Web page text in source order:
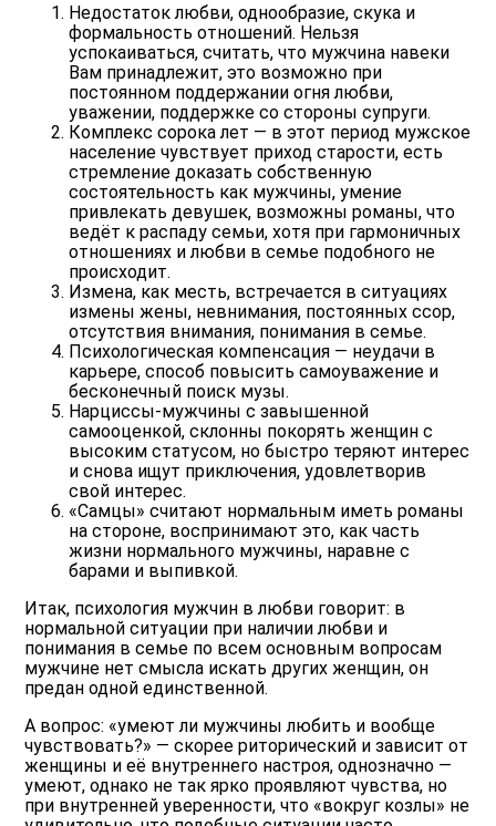
Недостаток любви, однообразие, скука и
формальность отношений. Нельзя
успокаиваться, считать, что мужчина навеки
Вам принадлежит, это возможно при
постоянном поддержании огня любви,
уважении, поддержке со стороны супруги.
Комплекс сорока лет — в этот период мужское
население чувствует приход старости, есть
стремление доказать собственную
состоятельность как мужчины, умение
привлекать девушек, возможны романы, что
ведёт к распаду семьи, хотя при гармоничных
отношениях и любви в семье подобного не
происходит.
Измена, как месть, встречается в ситуациях
измены жены, невнимания, постоянных ссор,
отсутствия внимания, понимания в семье.
Психологическая компенсация — неудачи в
карьере, способ повысить самоуважение и
бесконечный поиск музы.
Нарциссы-мужчины с завышенной
самооценкой, склонны покорять женщин с
высоким статусом, но быстро теряют интерес
и снова ищут приключения, удовлетворив
свой интерес.
«Самцы» считают нормальным иметь романы
на стороне, воспринимают это, как часть
жизни нормального мужчины, наравне с
барами и выпивкой.
Итак, психология мужчин в любви говорит: в
нормальной ситуации при наличии любви и
понимания в семье по всем основным вопросам
мужчине нет смысла искать других женщин, он
предан одной единственной.
А вопрос: «умеют ли мужчины любить и вообще
чувствовать?» — скорее риторический и зависит от
женщины и её внутреннего настроя, однозначно —
умеют, однако не так ярко проявляют чувства, но
при внутренней уверенности, что «вокруг козлы» не